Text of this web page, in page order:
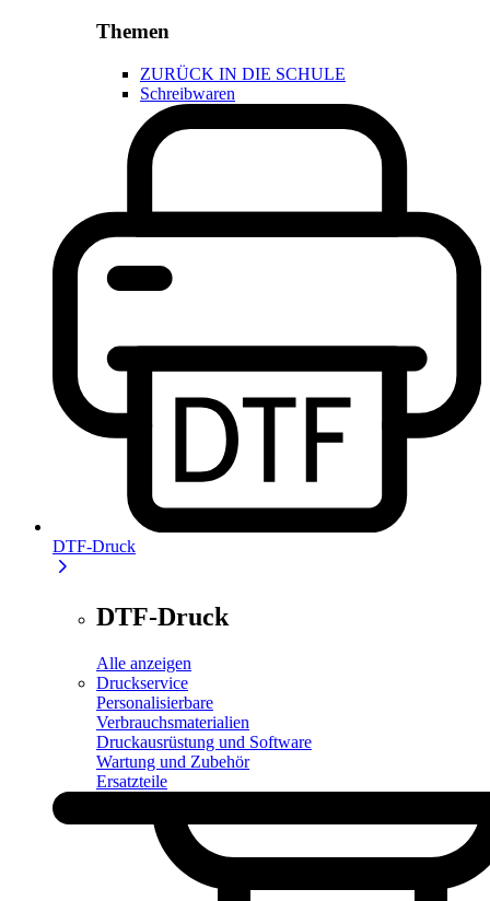
Themen
ZURÜCK IN DIE SCHULE
Schreibwaren
DTF-Druck
DTF-Druck
Alle anzeigen
Druckservice
Personalisierbare
Verbrauchsmaterialien
Druckausrüstung und Software
Wartung und Zubehör
Ersatzteile